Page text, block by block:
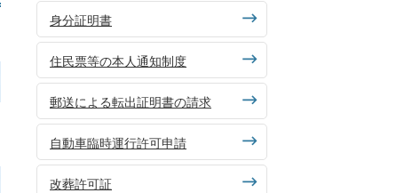
身分証明書
住民票等の本人通知制度
郵送による転出証明書の請求
自動車臨時運行許可申請
改葬許可証